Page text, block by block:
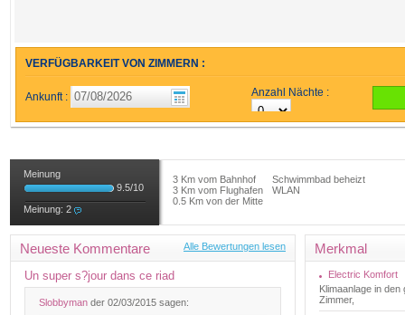
VERFÜGBARKEIT VON ZIMMERN :
Ankunft : Anzahl Nächte :
Meinung
9.5/10
Meinung: 2
3 Km vom Bahnhof
3 Km vom Flughafen
0.5 Km von der Mitte
Schwimmbad beheizt
WLAN
Merkmal
Electric Komfort
Klimaanlage in
Zimmer,
Neueste Kommentare Alle Bewertungen lesen
Un super s?jour dans ce riad
Slobbyman der 02/03/2015 sagen: